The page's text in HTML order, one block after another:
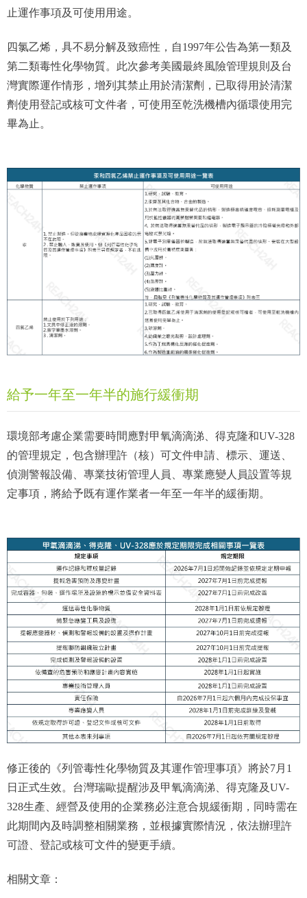
止運作事項及可使用用途。
四氯乙烯，具不易分解及致癌性，自1997年公告為第一類及
第二類毒性化學物質。此次參考美國最終風險管理規則及台
灣實際運作情形，增列其禁止用於清潔劑，已取得用於清潔
劑使用登記或核可文件者，可使用至乾洗機槽內循環使用完
畢為止。
給予一年至一年半的施行緩衝期
環境部考慮企業需要時間應對甲氧滴滴涕、得克隆和UV-328
的管理規定，包含辦理許（核）可文件申請、標示、運送、
偵測警報設備、專業技術管理人員、專業應變人員設置等規
定事項，將給予既有運作業者一年至一年半的緩衝期。
修正後的《列管毒性化學物質及其運作管理事項》將於7月1
日正式生效。台灣瑞歐提醒涉及甲氧滴滴涕、得克隆及UV-
328生產、經營及使用的企業務必注意合規緩衝期，同時需在
此期間內及時調整相關業務，並根據實際情況，依法辦理許
可證、登記或核可文件的變更手續。
相關文章：